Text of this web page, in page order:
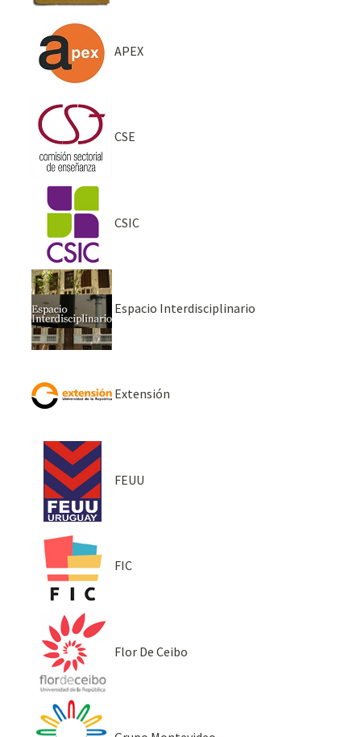
APEX
CSE
CSIC
Espacio Interdisciplinario
Extensión
FEUU
FIC
Flor De Ceibo